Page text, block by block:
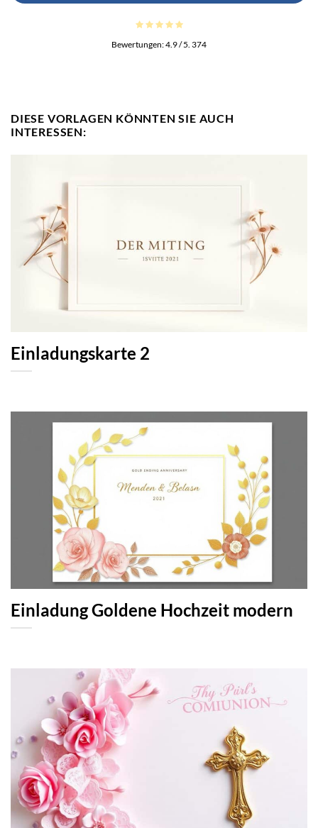
Bewertungen:4.9/ 5. 374
DIESE VORLAGEN KÖNNTEN SIE AUCH
INTERESSEN:
Einladungskarte 2
Einladung Goldene Hochzeit modern